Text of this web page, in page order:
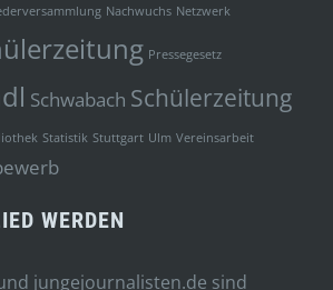
Nachwuchs Netzwerk
Pressegesetz
Schwabach Schülerzeitung
Statistik Stuttgart Ulm Vereinsarbeit
WERDEN
jungejournalisten.de sind